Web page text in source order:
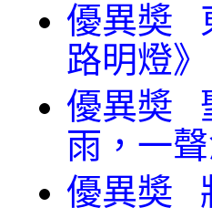
優異奬
路明燈》
優異奬
雨，一聲
優異奬